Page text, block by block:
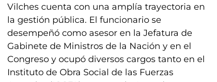
Vilches cuenta con una amplía trayectoria en
la gestión pública. El funcionario se
desempeñó como asesor en la Jefatura de
Gabinete de Ministros de la Nación y en el
Congreso y ocupó diversos cargos tanto en el
Instituto de Obra Social de las Fuerzas